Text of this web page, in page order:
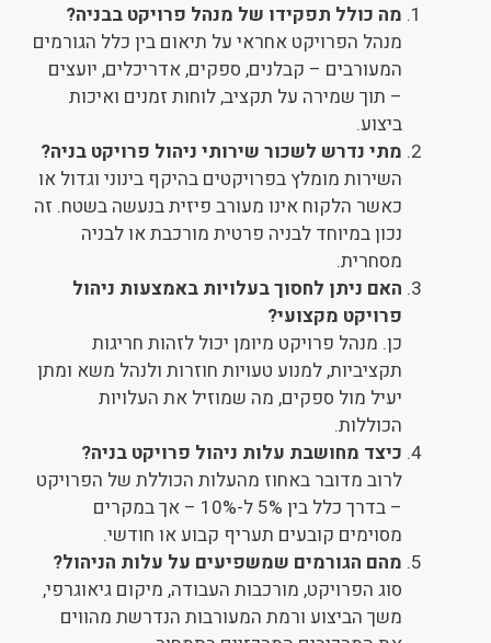
מה כולל תפקידו של מנהל פרויקט בבניה?
מנהל הפרויקט אחראי על תיאום בין כלל הגורמים
המעורבים – קבלנים, ספקים, אדריכלים, יועצים
– תוך שמירה על תקציב, לוחות זמנים ואיכות
ביצוע.
מתי נדרש לשכור שירותי ניהול פרויקט בניה?
השירות מומלץ בפרויקטים בהיקף בינוני וגדול או
כאשר הלקוח אינו מעורב פיזית בנעשה בשטח. זה
נכון במיוחד לבניה פרטית מורכבת או לבניה
מסחרית.
האם ניתן לחסוך בעלויות באמצעות ניהול
פרויקט מקצועי?
כן. מנהל פרויקט מיומן יכול לזהות חריגות
תקציביות, למנוע טעויות חוזרות ולנהל משא ומתן
יעיל מול ספקים, מה שמוזיל את העלויות
הכוללות.
כיצד מחושבת עלות ניהול פרויקט בניה?
לרוב מדובר באחוז מהעלות הכוללת של הפרויקט
– בדרך כלל בין 5% ל-10% – אך במקרים
מסוימים קובעים תעריף קבוע או חודשי.
מהם הגורמים שמשפיעים על עלות הניהול?
סוג הפרויקט, מורכבות העבודה, מיקום גיאוגרפי,
משך הביצוע ורמת המעורבות הנדרשת מהווים